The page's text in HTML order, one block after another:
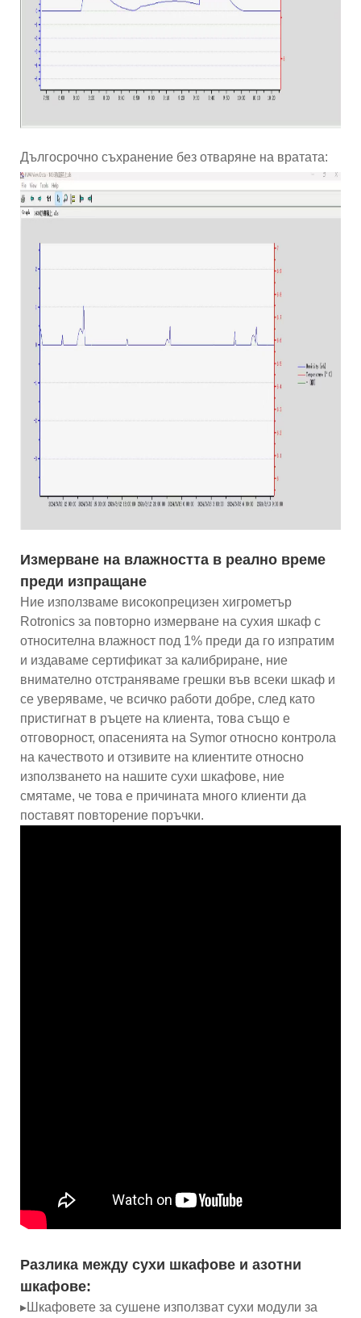
Дългосрочно съхранение без отваряне на вратата:
Измерване на влажността в реално време
преди изпращане
Ние използваме високопрецизен хигрометър
Rotronics за повторно измерване на сухия шкаф с
относителна влажност под 1% преди да го изпратим
и издаваме сертификат за калибриране, ние
внимателно отстраняваме грешки във всеки шкаф и
се уверяваме, че всичко работи добре, след като
пристигнат в ръцете на клиента, това също е
отговорност, опасенията на Symor относно контрола
на качеството и отзивите на клиентите относно
използването на нашите сухи шкафове, ние
смятаме, че това е причината много клиенти да
поставят повторение поръчки.
Разлика между сухи шкафове и азотни
шкафове:
▸Шкафовете за сушене използват сухи модули за